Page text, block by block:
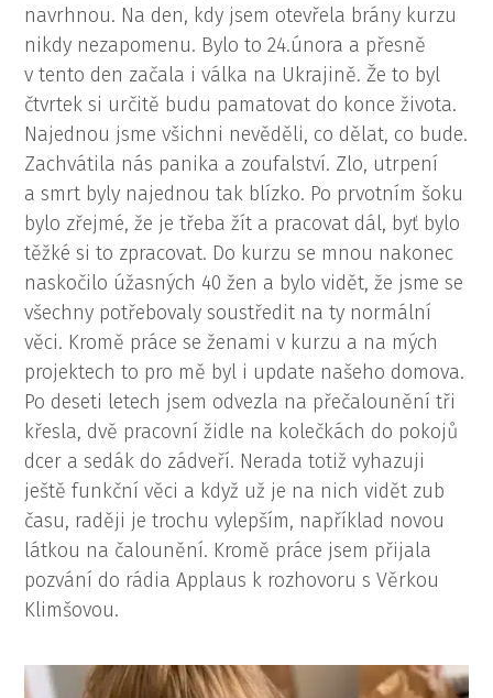
navrhnou. Na den, kdy jsem otevřela brány kurzu
nikdy nezapomenu. Bylo to 24.února a přesně
v tento den začala i válka na Ukrajině. Že to byl
čtvrtek si určitě budu pamatovat do konce života.
Najednou jsme všichni nevěděli, co dělat, co bude.
Zachvátila nás panika a zoufalství. Zlo, utrpení
a smrt byly najednou tak blízko. Po prvotním šoku
bylo zřejmé, že je třeba žít a pracovat dál, byť bylo
těžké si to zpracovat. Do kurzu se mnou nakonec
naskočilo úžasných 40 žen a bylo vidět, že jsme se
všechny potřebovaly soustředit na ty normální
věci. Kromě práce se ženami v kurzu a na mých
projektech to pro mě byl i update našeho domova.
Po deseti letech jsem odvezla na přečalounění tři
křesla, dvě pracovní židle na kolečkách do pokojů
dcer a sedák do zádveří. Nerada totiž vyhazuji
ještě funkční věci a když už je na nich vidět zub
času, raději je trochu vylepším, například novou
látkou na čalounění. Kromě práce jsem přijala
pozvání do rádia Applaus k rozhovoru s Věrkou
Klimšovou.